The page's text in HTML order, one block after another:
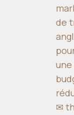
de
une
✉